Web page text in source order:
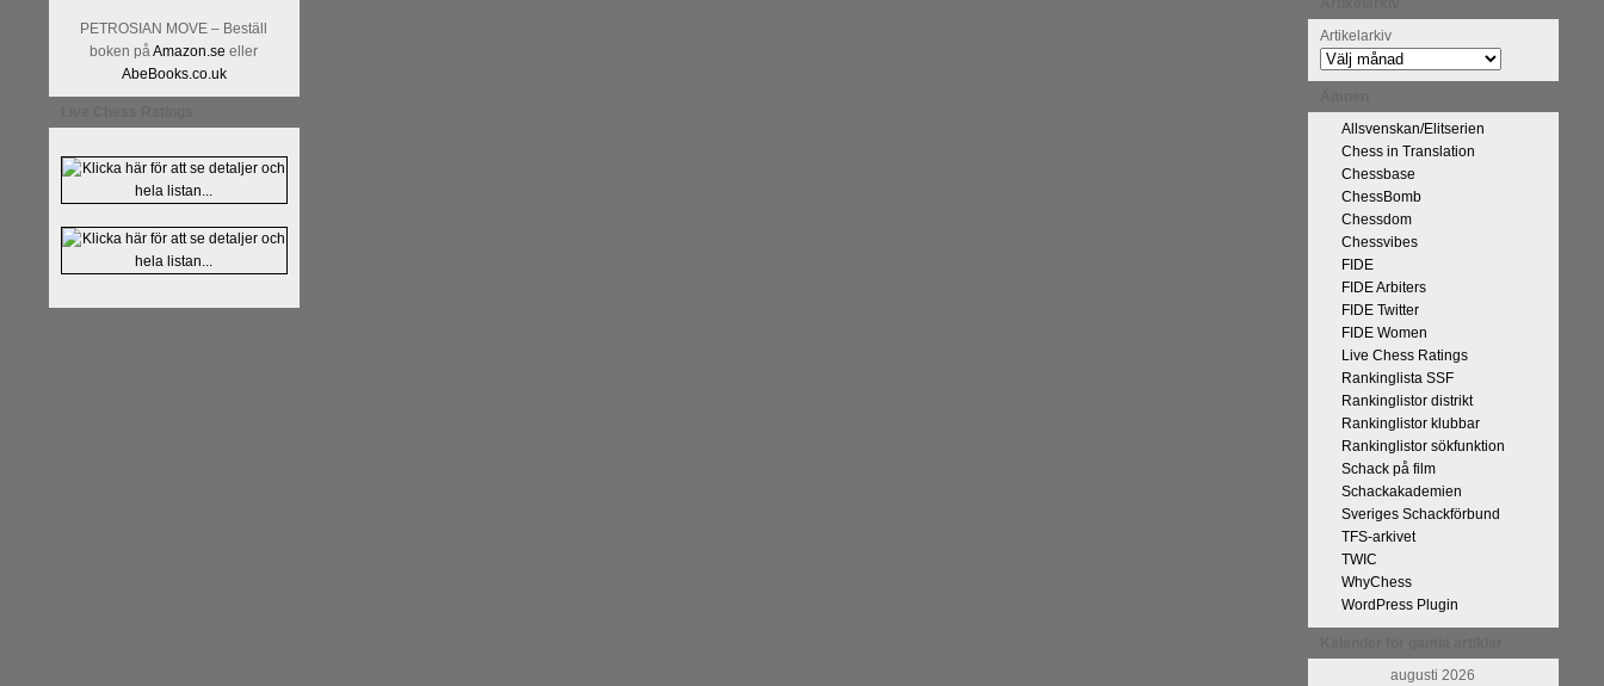
PETROSIAN MOVE – Beställ
boken påAmazon.se eller
AbeBooks.co.uk
Artikelarkiv
Allsvenskan/Elitserien
Chess in Translation
Chessbase
ChessBomb
Chessdom
Chessvibes
FIDE
FIDE Arbiters
FIDE Twitter
FIDE Women
Live Chess Ratings
Rankinglista SSF
Rankinglistor distrikt
Rankinglistor klubbar
Rankinglistor sökfunktion
Schack på film
Schackakademien
Sveriges Schackförbund
TFS-arkivet
TWIC
WhyChess
WordPress Plugin
augusti 2026